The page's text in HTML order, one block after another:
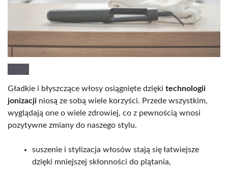
Gładkie i błyszczące włosy osiągnięte dzięki technologii
jonizacji niosą ze sobą wiele korzyści. Przede wszystkim,
wyglądają one o wiele zdrowiej, co z pewnością wnosi
pozytywne zmiany do naszego stylu.
suszenie i stylizacja włosów stają się łatwiejsze
dzięki mniejszej skłonności do plątania,